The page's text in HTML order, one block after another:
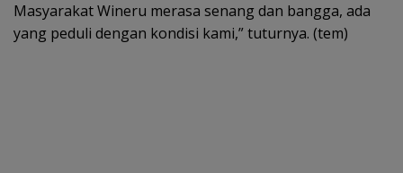
Masyarakat Wineru merasa senang dan bangga, ada
yang peduli dengan kondisi kami,” tuturnya. (tem)